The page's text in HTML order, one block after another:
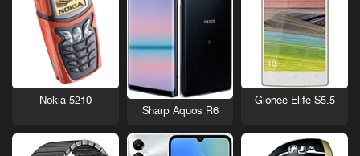
Gionee Elife S5.5
Sharp Aquos R6
Nokia 5210